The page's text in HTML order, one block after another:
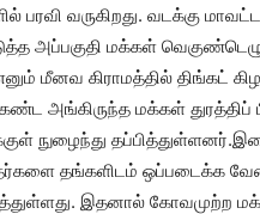
பரவி வருகிறது. வடக்கு
அப்பகுதி மக்கள்
மீனவ கிராமத்தில் திங்கட்
அங்கிருந்த மக்கள் துரத்திப்
நுழைந்து
தங்களிடம் ஒப்படைக்க
இதனால்